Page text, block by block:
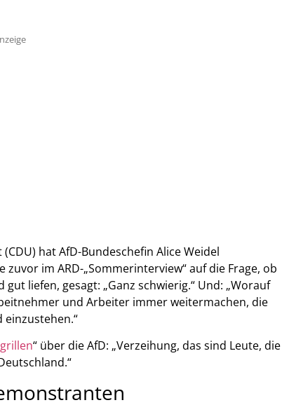
hat AfD-Bundeschefin Alice Weidel
im ARD-„Sommerinterview“ auf die Frage, ob
liefen, gesagt: „Ganz schwierig.“ Und: „Worauf
und Arbeiter immer weitermachen, die
“ über die AfD: „Verzeihung, das sind Leute, die